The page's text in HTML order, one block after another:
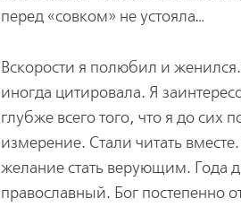
перед «совком» не устояла…
Вскорости я полюбил и
иногда цитировала. Я
глубже всего того, что я до сих
измерение. Стали читать
желание стать верующим. Года
православный. Бог постепенно